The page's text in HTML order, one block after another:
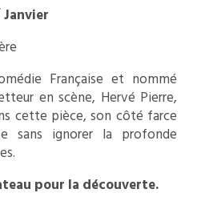
Janvier
Française et nommé
en scène, Hervé Pierre,
cette pièce, son côté farce
sans ignorer la profonde
pour la découverte.